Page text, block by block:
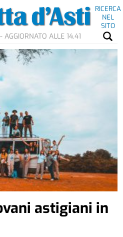
RICERCA
NEL
SITO
ALLE 14.41
astigiani in